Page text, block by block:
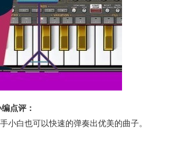
点评：
小白也可以快速的弹奏出优美的曲子。